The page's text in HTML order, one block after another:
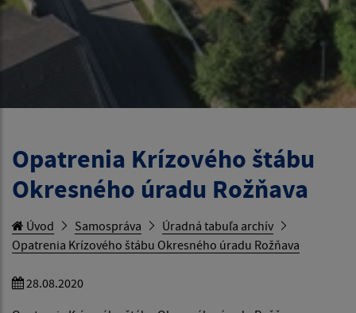
Opatrenia Krízového štábu
Okresného úradu Rožňava
Úvod Samospráva
Úradná tabuľa archív
Opatrenia Krízového štábu Okresného úradu Rožňava
28.08.2020